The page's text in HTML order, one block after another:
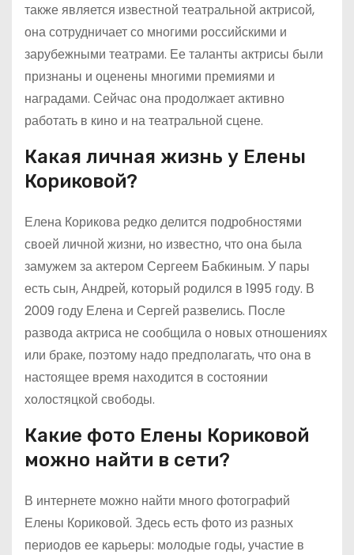
также является известной театральной актрисой,
она сотрудничает со многими российскими и
зарубежными театрами. Ее таланты актрисы были
признаны и оценены многими премиями и
наградами. Сейчас она продолжает активно
работать в кино и на театральной сцене.
Какая личная жизнь у Елены
Кориковой?
Елена Корикова редко делится подробностями
своей личной жизни, но известно, что она была
замужем за актером Сергеем Бабкиным. У пары
есть сын, Андрей, который родился в 1995 году. В
2009 году Елена и Сергей развелись. После
развода актриса не сообщила о новых отношениях
или браке, поэтому надо предполагать, что она в
настоящее время находится в состоянии
холостяцкой свободы.
Какие фото Елены Кориковой
можно найти в сети?
В интернете можно найти много фотографий
Елены Кориковой. Здесь есть фото из разных
периодов ее карьеры: молодые годы, участие в